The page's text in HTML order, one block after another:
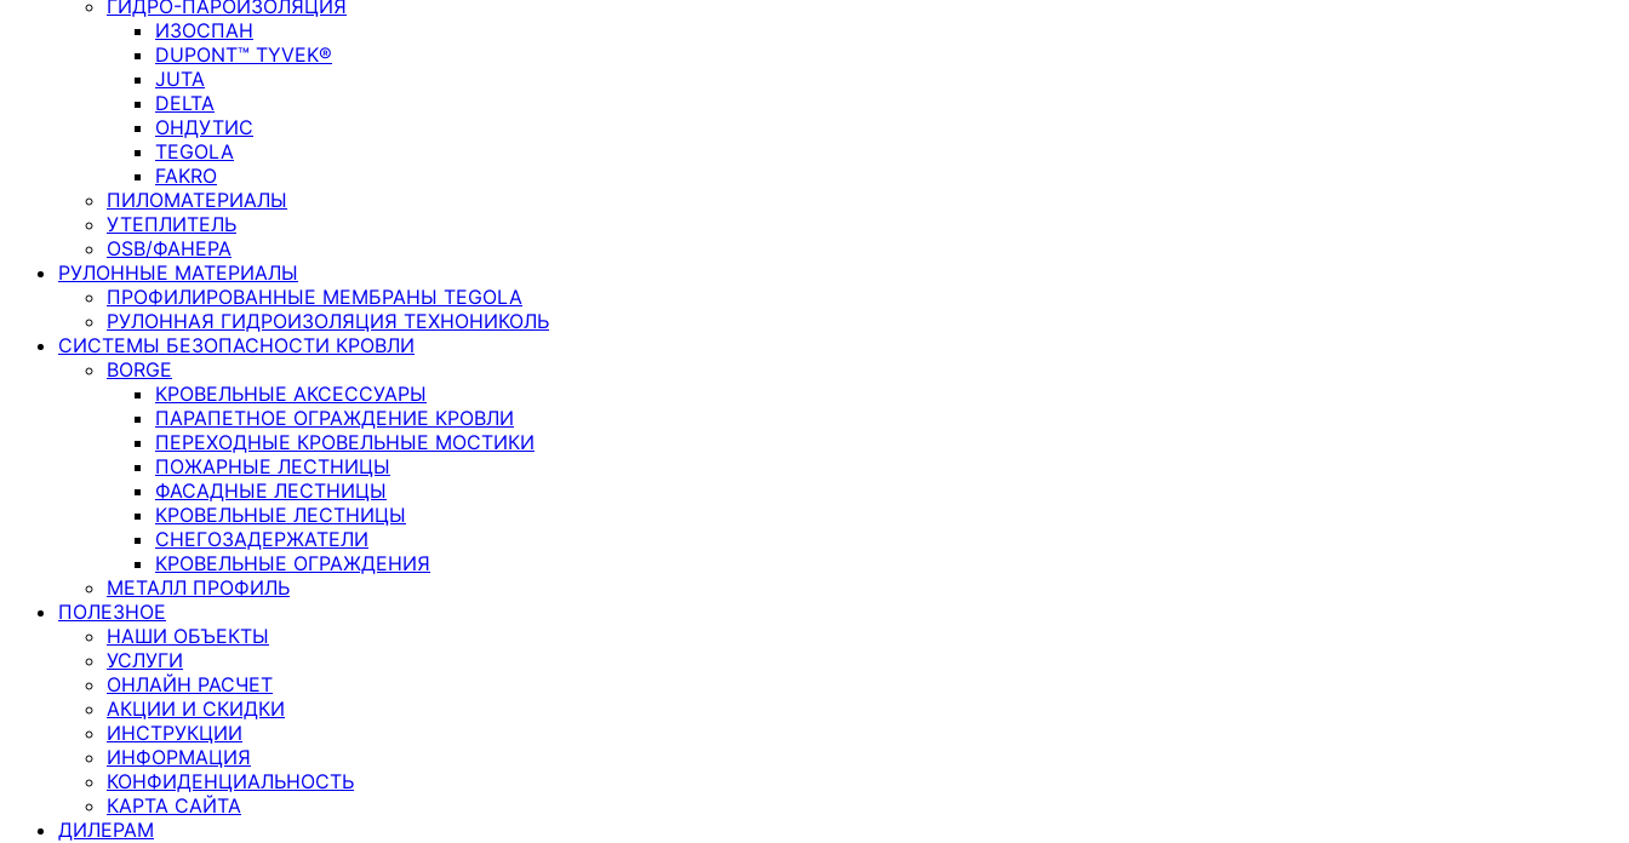
ГИДРО-ПАРОИЗОЛЯЦИЯ
ИЗОСПАН
DUPONT™ TYVEK®
JUTA
DELTA
ОНДУТИС
TEGOLA
FAKRO
ПИЛОМАТЕРИАЛЫ
УТЕПЛИТЕЛЬ
OSB/ФАНЕРА
РУЛОННЫЕ МАТЕРИАЛЫ
ПРОФИЛИРОВАННЫЕ МЕМБРАНЫ TEGOLA
РУЛОННАЯ ГИДРОИЗОЛЯЦИЯ ТЕХНОНИКОЛЬ
СИСТЕМЫ БЕЗОПАСНОСТИ КРОВЛИ
BORGE
КРОВЕЛЬНЫЕ АКСЕССУАРЫ
ПАРАПЕТНОЕ ОГРАЖДЕНИЕ КРОВЛИ
ПЕРЕХОДНЫЕ КРОВЕЛЬНЫЕ МОСТИКИ
ПОЖАРНЫЕ ЛЕСТНИЦЫ
ФАСАДНЫЕ ЛЕСТНИЦЫ
КРОВЕЛЬНЫЕ ЛЕСТНИЦЫ
СНЕГОЗАДЕРЖАТЕЛИ
КРОВЕЛЬНЫЕ ОГРАЖДЕНИЯ
МЕТАЛЛ ПРОФИЛЬ
ПОЛЕЗНОЕ
НАШИ ОБЪЕКТЫ
УСЛУГИ
ОНЛАЙН РАСЧЕТ
АКЦИИ И СКИДКИ
ИНСТРУКЦИИ
ИНФОРМАЦИЯ
КОНФИДЕНЦИАЛЬНОСТЬ
КАРТА САЙТА
ДИЛЕРАМ